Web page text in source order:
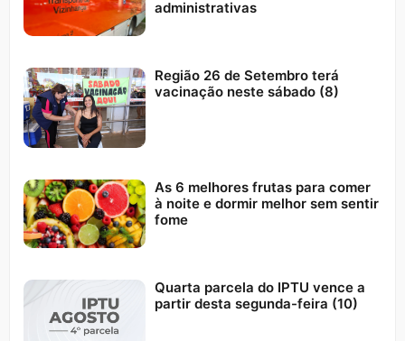
administrativas
Região 26 de Setembro terá
vacinação neste sábado (8)
As 6 melhores frutas para comer
à noite e dormir melhor sem sentir
fome
Quarta parcela do IPTU vence a
partir desta segunda-feira (10)